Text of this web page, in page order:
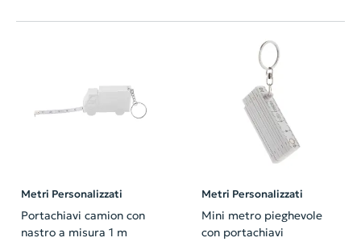
Metri Personalizzati
Portachiavi camion con
nastro a misura 1 m
Metri Personalizzati
Mini metro pieghevole
con portachiavi